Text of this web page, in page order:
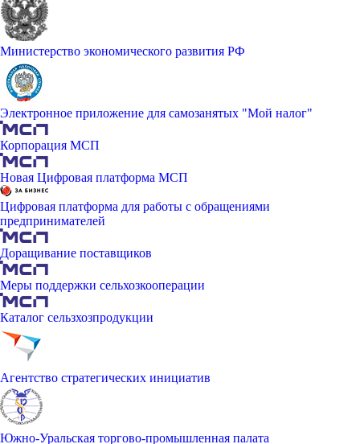
Министерство экономического развития РФ
Электронное приложение для самозанятых "Мой налог"
Корпорация МСП
Новая Цифровая платформа МСП
Цифровая платформа для работы с обращениями
предпринимателей
Доращивание поставщиков
Меры поддержки сельхозкооперации
Каталог сельзхозпродукции
Агентство стратегических инициатив
Южно-Уральская торгово-промышленная палата